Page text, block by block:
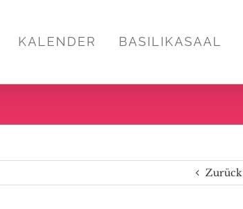
KALENDER BASILIKASAAL
Zurück